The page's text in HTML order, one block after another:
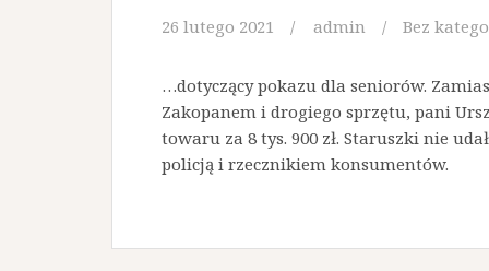
26 lutego 2021 admin Bez
…dotyczący pokazu dla seniorów.
Zakopanem i drogiego sprzętu, pani
towaru za 8 tys. 900 zł. Staruszki nie
policją i rzecznikiem konsumentów.